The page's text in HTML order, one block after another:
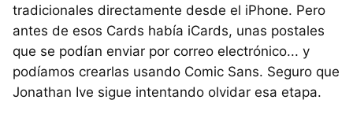
tradicionales directamente desde el iPhone. Pero
antes de esos Cards había iCards, unas postales
que se podían enviar por correo electrónico... y
podíamos crearlas usando Comic Sans. Seguro que
Jonathan Ive sigue intentando olvidar esa etapa.